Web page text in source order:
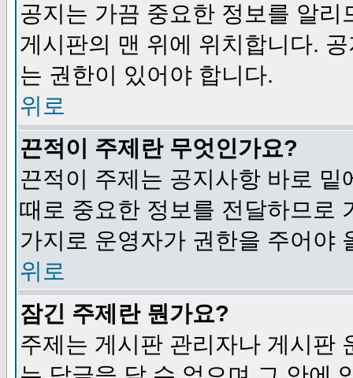
공지는 가끔 중요한 정보를 알
게시판의 맨 위에 위치합니다.
는 권한이 있어야 합니다.
위로
끈적이 주제란 무엇인가요?
끈적이 주제는 공지사항 바로
때로 중요한 정보를 전달하므로
가지로 운영자가 권한을 주어야
위로
잠긴 주제란 뭔가요?
주제는 게시판 관리자나 게시판